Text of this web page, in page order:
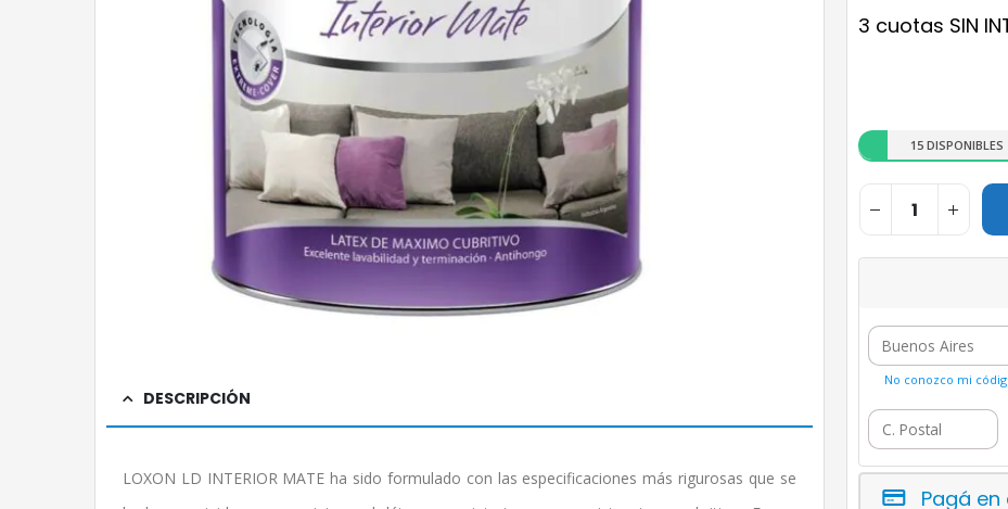
DESCRIPCIÓN
LOXON LD INTERIOR MATE ha sido formulado con las especificaciones más rigurosas que se
3 cuotas SIN
15 DISPONIBLES
No conozco mi
Pagá